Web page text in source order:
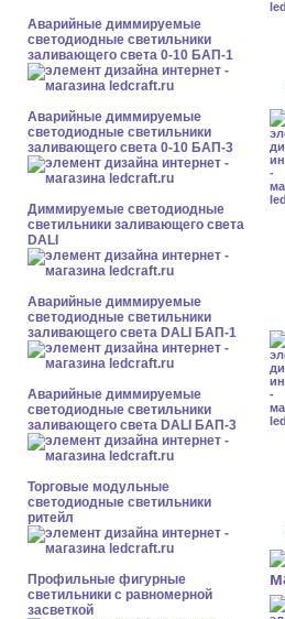
Аварийные диммируемые
светодиодные светильники
заливающего света 0-10 БАП-1
Аварийные диммируемые
светодиодные светильники
заливающего света 0-10 БАП-3
Диммируемые светодиодные
светильники заливающего света
DALI
Аварийные диммируемые
светодиодные светильники
заливающего света DALI БАП-1
Аварийные диммируемые
светодиодные светильники
заливающего света DALI БАП-3
Торговые модульные
светодиодные светильники
ритейл
Профильные фигурные
светильники с равномерной
засветкой